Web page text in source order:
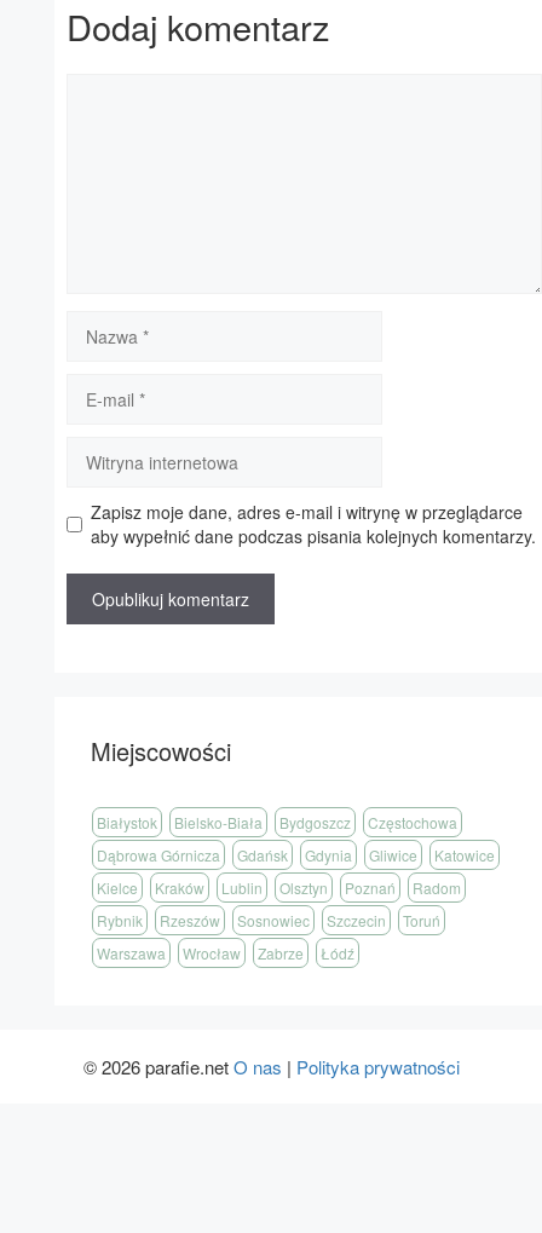
Dodaj komentarz
mail
internetowa
Zapisz moje dane, adres e-mail i witrynę w przeglądarce
aby wypełnić dane podczas pisania kolejnych komentarzy.
Miejscowości
Białystok Bielsko-Biała Bydgoszcz
Częstochowa
Dąbrowa Górnicza
Gdańsk Gdynia Gliwice
Katowice
Kielce
Kraków Lublin Olsztyn Poznań
Radom
Rybnik
Rzeszów Sosnowiec Szczecin
Toruń
Warszawa
Wrocław Zabrze Łódź
© 2026 parafie.netO nas | Polityka prywatności